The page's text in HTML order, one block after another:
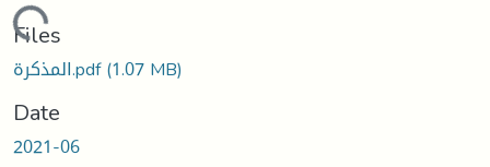
Files
المذكرة.pdf(1.07 MB)
Date
2021-06